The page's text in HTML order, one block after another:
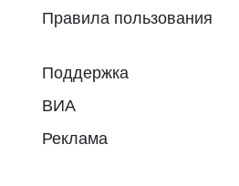
Правила пользования
Поддержка
ВИА
Реклама